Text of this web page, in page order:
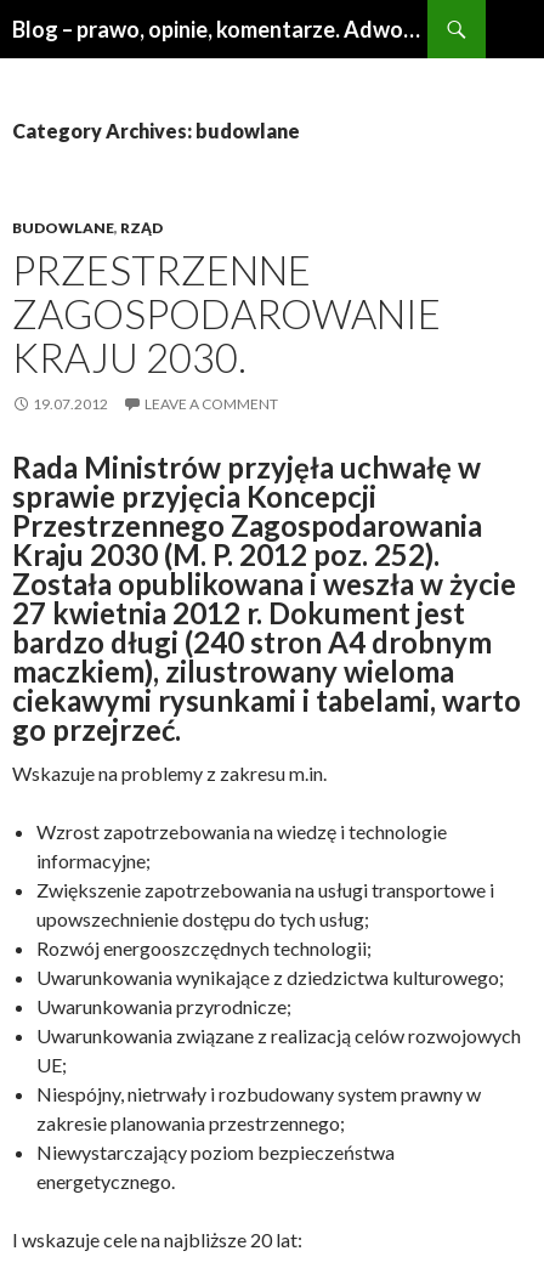
Blog – prawo, opinie, komentarze. Adwokat Poznań
Category Archives: budowlane
BUDOWLANE, RZĄD
PRZESTRZENNE
ZAGOSPODAROWANIE
KRAJU 2030.
19.07.2012 LEAVE A COMMENT
Rada Ministrów przyjęła uchwałę w
sprawie przyjęcia Koncepcji
Przestrzennego Zagospodarowania
Kraju 2030 (M. P. 2012 poz. 252).
Została opublikowana i weszła w życie
27 kwietnia 2012 r. Dokument jest
bardzo długi (240 stron A4 drobnym
maczkiem), zilustrowany wieloma
ciekawymi rysunkami i tabelami, warto
go przejrzeć.
Wskazuje na problemy z zakresu m.in.
Wzrost zapotrzebowania na wiedzę i technologie
informacyjne;
Zwiększenie zapotrzebowania na usługi transportowe i
upowszechnienie dostępu do tych usług;
Rozwój energooszczędnych technologii;
Uwarunkowania wynikające z dziedzictwa kulturowego;
Uwarunkowania przyrodnicze;
Uwarunkowania związane z realizacją celów rozwojowych
UE;
Niespójny, nietrwały i rozbudowany system prawny w
zakresie planowania przestrzennego;
Niewystarczający poziom bezpieczeństwa
energetycznego.
I wskazuje cele na najbliższe 20 lat: